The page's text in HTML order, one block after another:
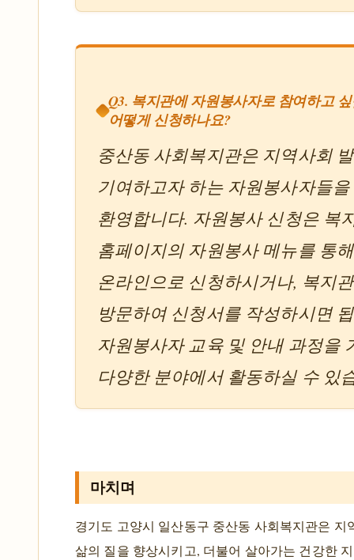
Q3. 복지관에 자원봉사자로 참여하고
어떻게 신청하나요?
중산동 사회복지관은 지역사회
기여하고자 하는 자원봉사자들을
환영합니다. 자원봉사 신청은 복
홈페이지의 자원봉사 메뉴를 통해
온라인으로 신청하시거나, 복지
방문하여 신청서를 작성하시면
자원봉사자 교육 및 안내 과정을
다양한 분야에서 활동하실 수 있
마치며
경기도 고양시 일산동구 중산동 사회복지관은 지
삶의 질을 향상시키고, 더불어 살아가는 건강한